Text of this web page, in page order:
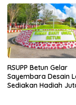
RSUPP Betun Gelar
Sayembara Desain
Sediakan Hadiah